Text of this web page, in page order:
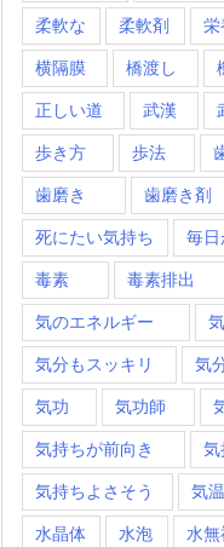
柔軟な 柔軟剤 栄
横隔膜 橋渡し
正しい道 武漢
歩き方 歩法
歯磨き 歯磨き剤
死にたい気持ち 毎日
毒素 毒素排出
気のエネルギー
気分もスッキリ 気
気功 気功師
気持ちが前向き 気
気持ちよさそう 気
水晶体 水泡 水無